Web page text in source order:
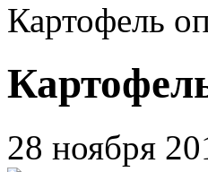
Картофель
28 ноября